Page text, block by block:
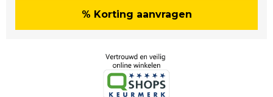
% Korting aanvragen